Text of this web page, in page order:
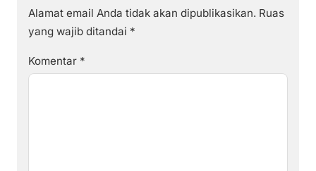
Alamat email Anda tidak akan dipublikasikan. Ruas
yang wajib ditandai *
Komentar *